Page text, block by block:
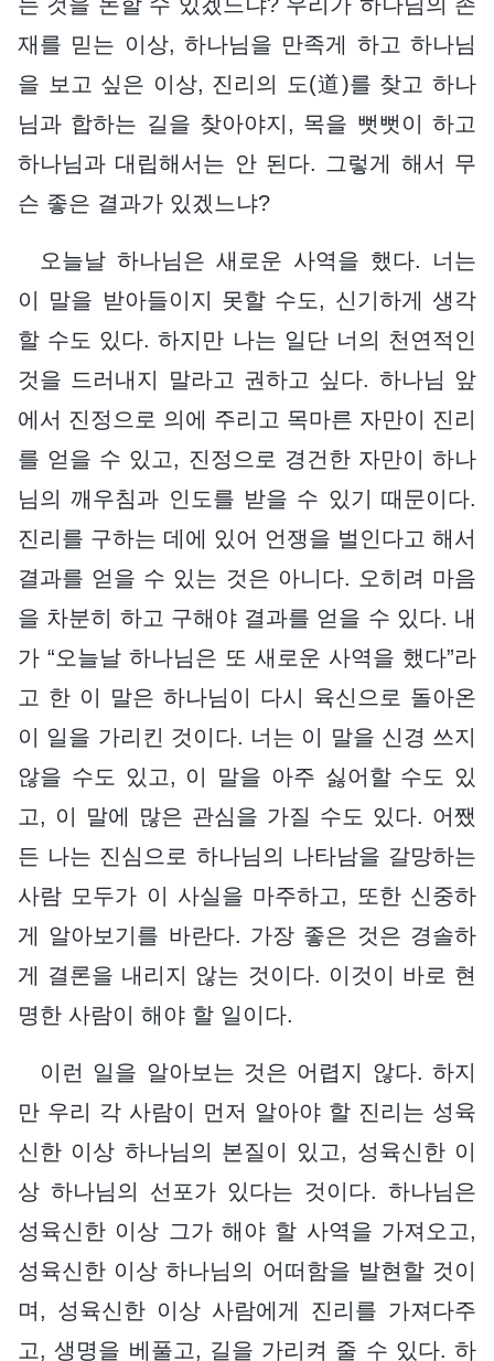
재를 믿는 이상, 하나님을 만족게 하고 하나님
을 보고 싶은 이상, 진리의 도(道)를 찾고 하나
님과 합하는 길을 찾아야지, 목을 뻣뻣이 하고
하나님과 대립해서는 안 된다. 그렇게 해서 무
슨 좋은 결과가 있겠느냐?
오늘날 하나님은 새로운 사역을 했다. 너는
이 말을 받아들이지 못할 수도, 신기하게 생각
할 수도 있다. 하지만 나는 일단 너의 천연적인
것을 드러내지 말라고 권하고 싶다. 하나님 앞
에서 진정으로 의에 주리고 목마른 자만이 진리
를 얻을 수 있고, 진정으로 경건한 자만이 하나
님의 깨우침과 인도를 받을 수 있기 때문이다.
진리를 구하는 데에 있어 언쟁을 벌인다고 해서
결과를 얻을 수 있는 것은 아니다. 오히려 마음
을 차분히 하고 구해야 결과를 얻을 수 있다. 내
가 “오늘날 하나님은 또 새로운 사역을 했다”라
고 한 이 말은 하나님이 다시 육신으로 돌아온
이 일을 가리킨 것이다. 너는 이 말을 신경 쓰지
않을 수도 있고, 이 말을 아주 싫어할 수도 있
고, 이 말에 많은 관심을 가질 수도 있다. 어쨌
든 나는 진심으로 하나님의 나타남을 갈망하는
사람 모두가 이 사실을 마주하고, 또한 신중하
게 알아보기를 바란다. 가장 좋은 것은 경솔하
게 결론을 내리지 않는 것이다. 이것이 바로 현
명한 사람이 해야 할 일이다.
이런 일을 알아보는 것은 어렵지 않다. 하지
만 우리 각 사람이 먼저 알아야 할 진리는 성육
신한 이상 하나님의 본질이 있고, 성육신한 이
상 하나님의 선포가 있다는 것이다. 하나님은
성육신한 이상 그가 해야 할 사역을 가져오고,
성육신한 이상 하나님의 어떠함을 발현할 것이
며, 성육신한 이상 사람에게 진리를 가져다주
고, 생명을 베풀고, 길을 가리켜 줄 수 있다. 하